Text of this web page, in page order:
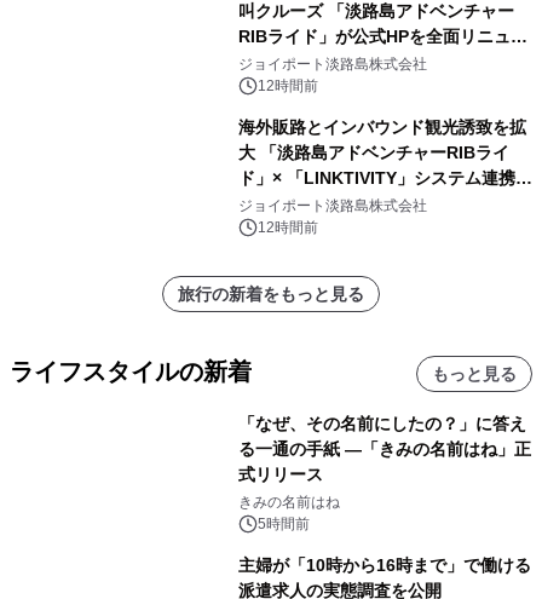
叫クルーズ 「淡路島アドベンチャー
RIBライド」が公式HPを全面リニュー
アル！ ～スマホで即予約完了の「スマ
ート設計」へ刷新～
ジョイポート淡路島株式会社
12時間前
海外販路とインバウンド観光誘致を拡
大 「淡路島アドベンチャーRIBライ
ド」× 「LINKTIVITY」システム連携を
開始！
ジョイポート淡路島株式会社
12時間前
旅行の新着をもっと見る
ライフスタイルの新着 もっと見る
「なぜ、その名前にしたの？」に答え
る一通の手紙 ―「きみの名前はね」正
式リリース
きみの名前はね
5時間前
主婦が「10時から16時まで」で働ける
派遣求人の実態調査を公開